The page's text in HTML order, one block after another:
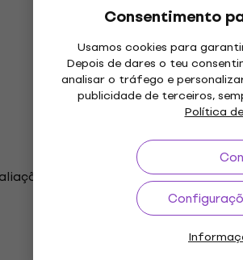
Consentimento
Usamos cookies para
Depois de dares o teu
analisar o tráfego e
publicidade de terceiros,
Política
2
Avaliações
5